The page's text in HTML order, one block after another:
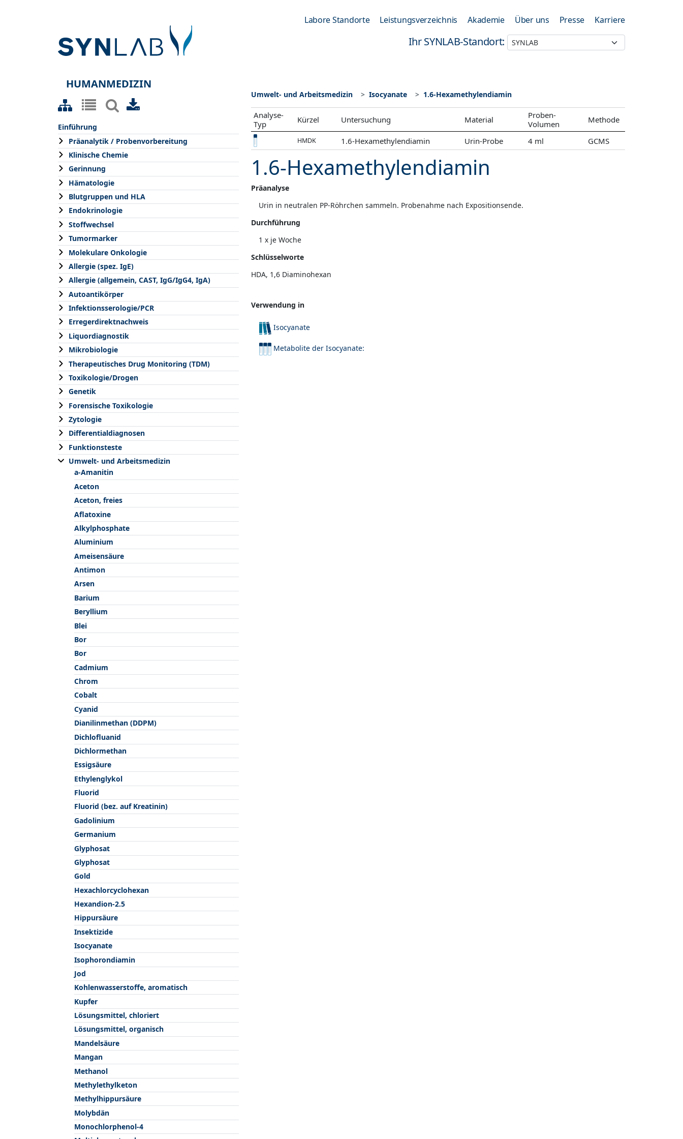
Labore Standorte Leistungsverzeichnis Akademie Über uns Presse Karriere
Ihr SYNLAB-Standort:
HUMANMEDIZIN
Einführung
Präanalytik / Probenvorbereitung
Klinische Chemie
Gerinnung
Hämatologie
Blutgruppen und HLA
Endokrinologie
Stoffwechsel
Tumormarker
Molekulare Onkologie
Allergie (spez. IgE)
Allergie (allgemein, CAST, IgG/IgG4, IgA)
Autoantikörper
Infektionsserologie/PCR
Erregerdirektnachweis
Liquordiagnostik
Mikrobiologie
Therapeutisches Drug Monitoring (TDM)
Toxikologie/Drogen
Genetik
Forensische Toxikologie
Zytologie
Differentialdiagnosen
Funktionsteste
Umwelt- und Arbeitsmedizin
a-Amanitin
Aceton
Aceton, freies
Aflatoxine
Alkylphosphate
Aluminium
Ameisensäure
Antimon
Arsen
Barium
Beryllium
Blei
Bor
Bor
Cadmium
Chrom
Cobalt
Cyanid
Dianilinmethan (DDPM)
Dichlofluanid
Dichlormethan
Essigsäure
Ethylenglykol
Fluorid
Fluorid (bez. auf Kreatinin)
Gadolinium
Germanium
Glyphosat
Glyphosat
Gold
Hexachlorcyclohexan
Hexandion-2.5
Hippursäure
Insektizide
Isocyanate
Isophorondiamin
Jod
Kohlenwasserstoffe, aromatisch
Kupfer
Lösungsmittel, chloriert
Lösungsmittel, organisch
Mandelsäure
Mangan
Methanol
Methylethylketon
Methylhippursäure
Molybdän
Monochlorphenol-4
Umwelt- und Arbeitsmedizin Isocyanate 1.6-Hexamethylendiamin
Analyse-
Typ
Kürzel Untersuchung Material
Proben-
Volumen
Methode
HMDK 1.6-Hexamethylendiamin Urin-Probe 4 ml GCMS
1.6-Hexamethylendiamin
Präanalyse
Urin in neutralen PP-Röhrchen sammeln. Probenahme nach Expositionsende.
Durchführung
1 x je Woche
Schlüsselworte
HDA, 1,6 Diaminohexan
Verwendung in
Isocyanate
Metabolite der Isocyanate: